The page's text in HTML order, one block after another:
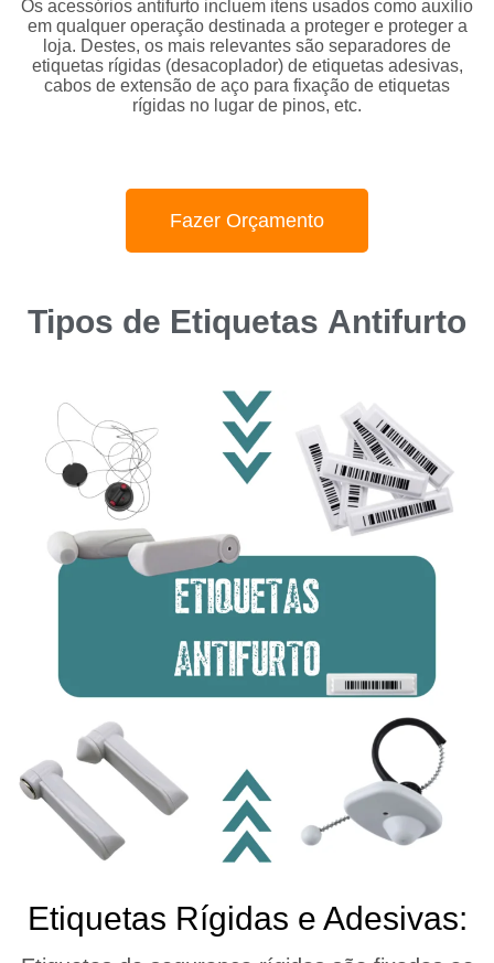
Os acessórios antifurto incluem itens usados ​​como auxílio
em qualquer operação destinada a proteger e proteger a
loja. Destes, os mais relevantes são separadores de
etiquetas rígidas (desacoplador) de etiquetas adesivas,
cabos de extensão de aço para fixação de etiquetas
rígidas no lugar de pinos, etc.
Fazer Orçamento
Tipos de Etiquetas Antifurto
Etiquetas Rígidas e Adesivas: